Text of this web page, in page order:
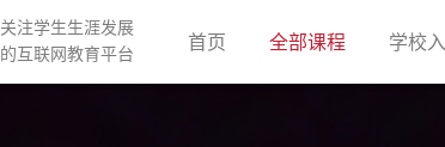
关注学生生涯发展
的互联网教育平台
首页(current)全部课程(current)
学校